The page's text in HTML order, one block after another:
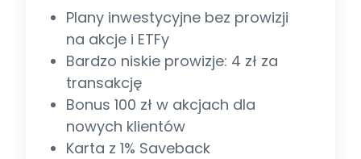
Plany inwestycyjne bez prowizji
na akcje i ETFy
Bardzo niskie prowizje: 4 zł za
transakcję
Bonus 100 zł w akcjach dla
nowych klientów
Karta z 1% Saveback